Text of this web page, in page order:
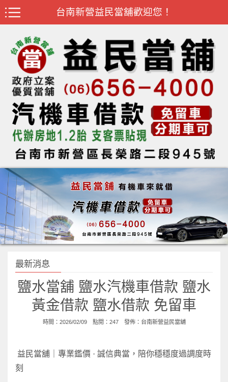
台南新營益民當舖歡迎您！
最新消息
鹽水當舖 鹽水汽機車借款 鹽水
黃金借款 鹽水借款 免留車
時間：2026/02/09 點閱：247 發佈： 台南新營益民當舖
益民當舖｜專業鑑價 · 誠信典當，陪你穩穩度過調度時
刻